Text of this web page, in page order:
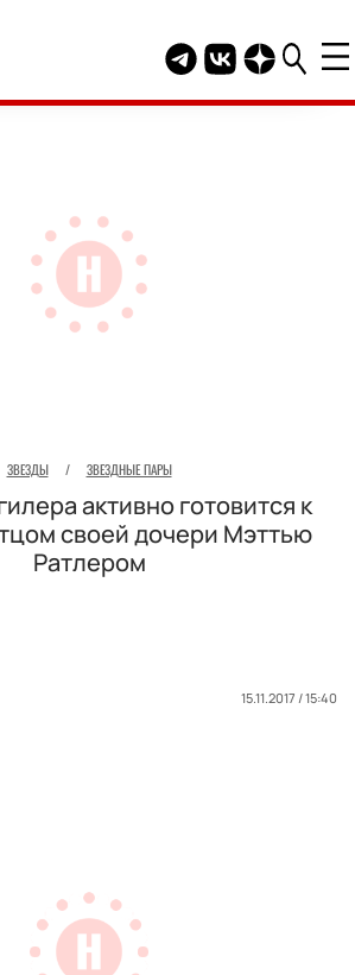
Telegram канал
Группа HELLO
Канал
ЗВЕЗДЫ / ЗВЕЗДНЫЕ ПАРЫ
активно готовится к
своей дочери Мэттью
Ратлером
15.11.2017 / 15:40